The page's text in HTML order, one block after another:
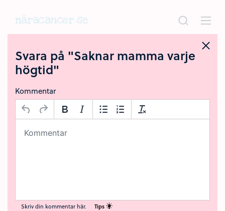
Svara på "Saknar mamma varje
högtid"
Kommentar
Skriv din kommentar här. Tips